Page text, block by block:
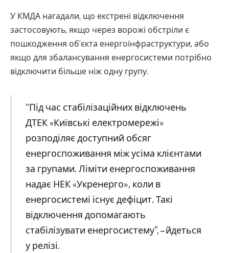
У КМДА нагадали, що екстрені відключення
застосовують, якщо через ворожі обстріли є
пошкодження об’єкта енергоінфраструктури, або
якщо для збалансування енергосистеми потрібно
відключити більше ніж одну групу.
“Під час стабілізаційних відключень
ДТЕК «Київські електромережі»
розподіляє доступний обсяг
енергоспоживання між усіма клієнтами
за групами. Ліміти енергоспоживання
надає НЕК «Укренерго», коли в
енергосистемі існує дефіцит. Такі
відключення допомагають
стабілізувати енергосистему”, – йдеться
у релізі.